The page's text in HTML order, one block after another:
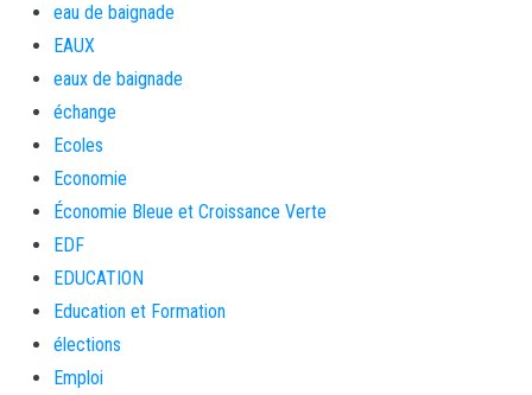
eau de baignade
EAUX
eaux de baignade
échange
Ecoles
Economie
Économie Bleue et Croissance Verte
EDF
EDUCATION
Education et Formation
élections
Emploi